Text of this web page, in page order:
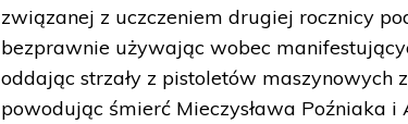
związanej z uczczeniem drugiej rocznicy
bezprawnie używając wobec
oddając strzały z pistoletów maszynowych
powodując śmierć Mieczysława Poźniaka